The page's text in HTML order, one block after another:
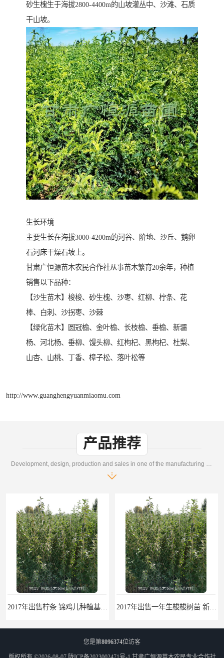
砂生槐生于海拔2800-4400m的山坡灌丛中、沙滩、石质
干山坡。
生长环境
主要生长在海拔3000-4200m的河谷、阶地、沙丘、鹅卵
石河床干燥石坡上。
甘肃广恒源苗木农民合作社从事苗木繁育20余年，种植
销售以下品种：
【沙生苗木】梭梭、砂生槐、沙枣、红柳、柠条、花
棒、白刺、沙拐枣、沙棘
【绿化苗木】圆冠榆、金叶榆、长枝榆、垂榆、新疆
杨、河北杨、垂柳、馒头柳、红枸杞、黑枸杞、杜梨、
山杏、山桃、丁香、樟子松、落叶松等
http://www.guanghengyuanmiaomu.com
产品推荐
您是第8096374位访客